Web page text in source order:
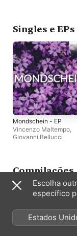
Singles e EPs
Mondschein - EP
Vincenzo Maltempo,
Giovanni Bellucci
Compilações
Escolha
específico
Estados
(Português